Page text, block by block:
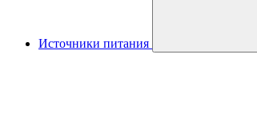
Источники питания